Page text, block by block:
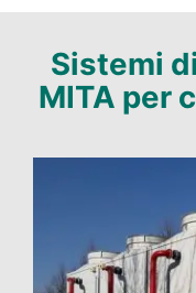
Sistemi
MITA per